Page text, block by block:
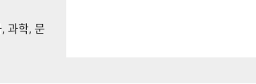
과학, 문